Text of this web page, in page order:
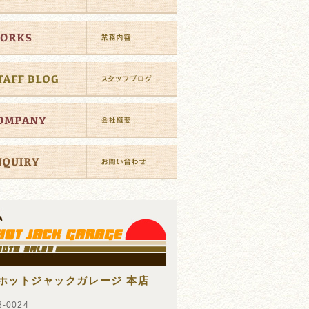
ットジャックガレージ 本店
0024